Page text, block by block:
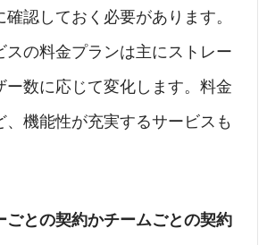
認しておく必要があります。
スの料金プランは主にストレー
ー数に応じて変化します。料金
、機能性が充実するサービスも
ごとの契約かチームごとの契約